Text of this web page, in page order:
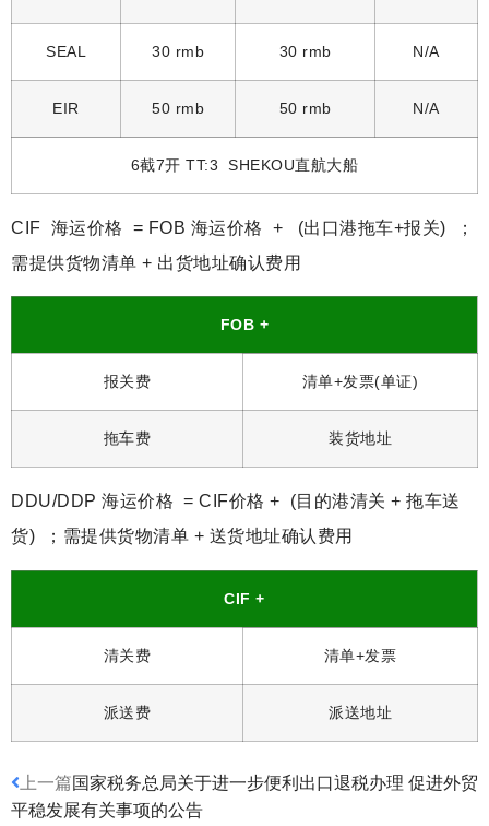
SEAL 30 rmb 30 rmb N/A
EIR 50 rmb 50 rmb N/A
6截7开 TT:3 SHEKOU直航大船
CIF 海运价格 = FOB 海运价格 + (出口港拖车+报关) ；
需提供货物清单 + 出货地址确认费用
FOB +
报关费 清单+发票(单证)
拖车费 装货地址
DDU/DDP 海运价格 = CIF价格 + (目的港清关 + 拖车送
货) ；需提供货物清单 + 送货地址确认费用
CIF +
清关费 清单+发票
派送费 派送地址
上一篇国家税务总局关于进一步便利出口退税办理 促进外贸
平稳发展有关事项的公告